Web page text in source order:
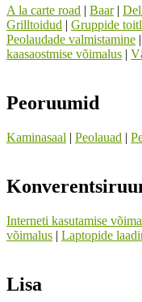
A la carte road | Baar|
Grilltoidud | Gruppide
Peolaudade valmistamine |
kaasaostmise võimalus |
Peoruumid
Kaminasaal | Peolauad |
Interneti kasutamise
võimalus | Laptopide
Lisa